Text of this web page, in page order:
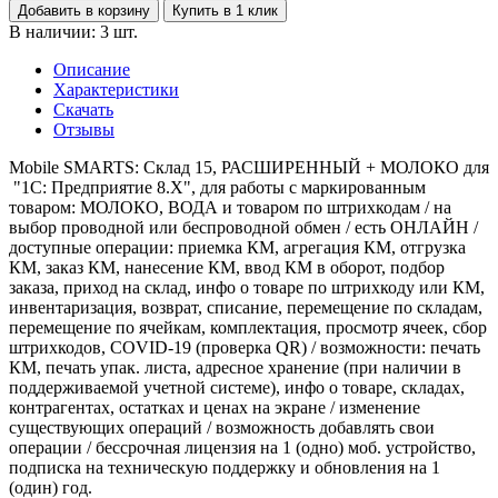
Добавить в корзину
Купить в 1 клик
В наличии: 3 шт.
Описание
Характеристики
Скачать
Отзывы
Mobile SMARTS: Склад 15, РАСШИРЕННЫЙ + МОЛОКО для
"1С: Предприятие 8.Х", для работы с маркированным
товаром: МОЛОКО, ВОДА и товаром по штрихкодам / на
выбор проводной или беспроводной обмен / есть ОНЛАЙН /
доступные операции: приемка КМ, агрегация КМ, отгрузка
КМ, заказ КМ, нанесение КМ, ввод КМ в оборот, подбор
заказа, приход на склад, инфо о товаре по штрихкоду или КМ,
инвентаризация, возврат, списание, перемещение по складам,
перемещение по ячейкам, комплектация, просмотр ячеек, сбор
штрихкодов, COVID-19 (проверка QR) / возможности: печать
КМ, печать упак. листа, адресное хранение (при наличии в
поддерживаемой учетной системе), инфо о товаре, складах,
контрагентах, остатках и ценах на экране / изменение
существующих операций / возможность добавлять свои
операции / бессрочная лицензия на 1 (одно) моб. устройство,
подписка на техническую поддержку и обновления на 1
(один) год.